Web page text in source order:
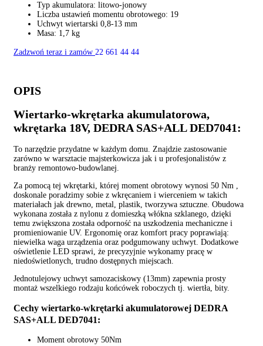
Typ akumulatora: litowo-jonowy
Liczba ustawień momentu obrotowego: 19
Uchwyt wiertarski 0,8-13 mm
Masa: 1,7 kg
Zadzwoń teraz i zamów 22 661 44 44
OPIS
Wiertarko-wkrętarka akumulatorowa,
wkrętarka 18V, DEDRA SAS+ALL DED7041:
To narzędzie przydatne w każdym domu. Znajdzie zastosowanie
zarówno w warsztacie majsterkowicza jak i u profesjonalistów z
branży remontowo-budowlanej.
Za pomocą tej wkrętarki, której moment obrotowy wynosi 50 Nm ,
doskonale poradzimy sobie z wkręcaniem i wierceniem w takich
materiałach jak drewno, metal, plastik, tworzywa sztuczne. Obudowa
wykonana została z nylonu z domieszką włókna szklanego, dzięki
temu zwiększona została odporność na uszkodzenia mechaniczne i
promieniowanie UV. Ergonomię oraz komfort pracy poprawiają:
niewielka waga urządzenia oraz podgumowany uchwyt. Dodatkowe
oświetlenie LED sprawi, że precyzyjnie wykonamy pracę w
niedoświetlonych, trudno dostępnych miejscach.
Jednotulejowy uchwyt samozaciskowy (13mm) zapewnia prosty
montaż wszelkiego rodzaju końcówek roboczych tj. wiertła, bity.
Cechy wiertarko-wkrętarki akumulatorowej DEDRA
SAS+ALL DED7041:
Moment obrotowy 50Nm